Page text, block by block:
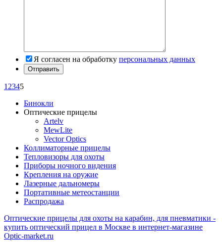
Я согласен на обработку персональных данных
1 2345
Бинокли
Оптические прицелы
Artelv
MewLite
Vector Optics
Коллиматорные прицелы
Тепловизоры для охоты
Приборы ночного видения
Крепления на оружие
Лазерные дальномеры
Портативные метеостанции
Распродажа
Оптические прицелы для охоты на карабин, для пневматики -
купить оптический прицел в Москве в интернет-магазине
Optic-market.ru